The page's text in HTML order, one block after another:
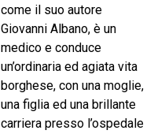
come il suo autore
Giovanni Albano, è un
medico e conduce
un’ordinaria ed agiata vita
borghese, con una moglie,
una figlia ed una brillante
carriera presso l’ospedale